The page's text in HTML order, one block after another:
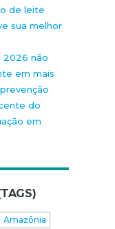
de leite
sua melhor
2026 não
em mais
do
em
Amazônia